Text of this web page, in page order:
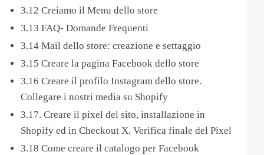
3.12 Creiamo il Menu dello store
3.13 FAQ- Domande Frequenti
3.14 Mail dello store: creazione e settaggio
3.15 Creare la pagina Facebook dello store
3.16 Creare il profilo Instagram dello store.
Collegare i nostri media su Shopify
3.17. Creare il pixel del sito, installazione in
Shopify ed in Checkout X. Verifica finale del Pixel
3.18 Come creare il catalogo per Facebook